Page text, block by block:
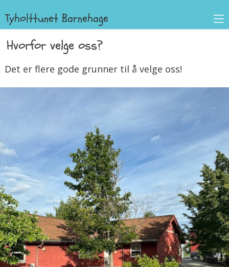
Tyholttunet Barnehage
Hvorfor velge oss?
Det er flere gode grunner til å velge oss!